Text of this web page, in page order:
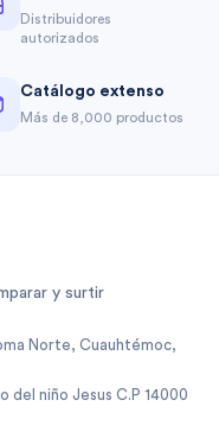
Distribuidores
autorizados
Catálogo extenso
Más de 8,000 productos
y surtir
Norte, Cuauhtémoc,
del niño Jesus C.P 14000